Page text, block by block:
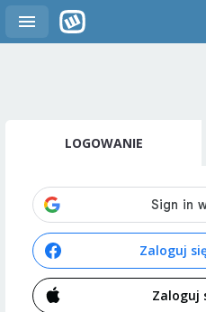
LOGOWANIE
Zaloguj
Zaloguj